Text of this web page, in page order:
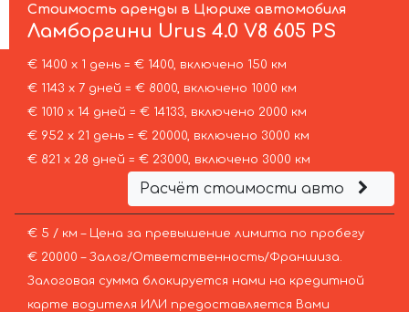
Стоимость аренды в Цюрихе автомобиля
Ламборгини Urus 4.0 V8 605 PS
€ 1400 х 1 день = € 1400, включено 150 км
€ 1143 х 7 дней = € 8000, включено 1000 км
€ 1010 х 14 дней = € 14133, включено 2000 км
€ 952 х 21 день = € 20000, включено 3000 км
€ 821 х 28 дней = € 23000, включено 3000 км
Расчёт стоимости авто
€ 5 / км – Цена за превышение лимита по пробегу
€ 20000 – Залог/Ответственность/Франшиза.
Залоговая сумма блокируется нами на кредитной
карте водителя ИЛИ предоставляется Вами